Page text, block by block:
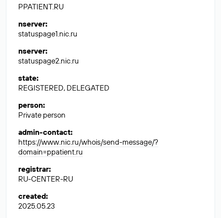
PPATIENT.RU
nserver:
statuspage1.nic.ru
nserver:
statuspage2.nic.ru
state:
REGISTERED, DELEGATED
person:
Private person
admin-contact:
https://www.nic.ru/whois/send-message/?
domain=ppatient.ru
registrar:
RU-CENTER-RU
created:
2025.05.23